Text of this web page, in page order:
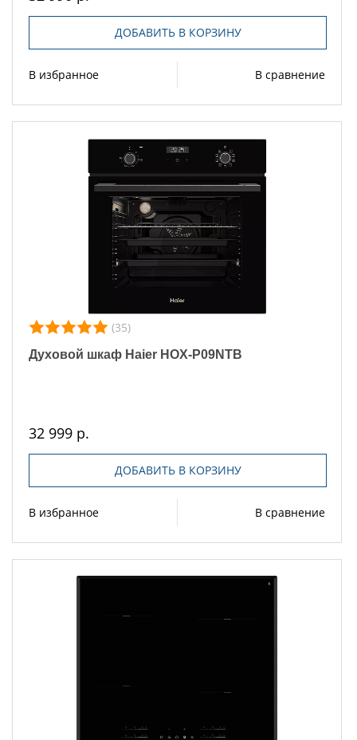
ДОБАВИТЬ В КОРЗИНУ
В избранное В сравнение
(35)
Духовой шкаф Haier HOX-P09NTB
32 999 р.
ДОБАВИТЬ В КОРЗИНУ
В избранное В сравнение